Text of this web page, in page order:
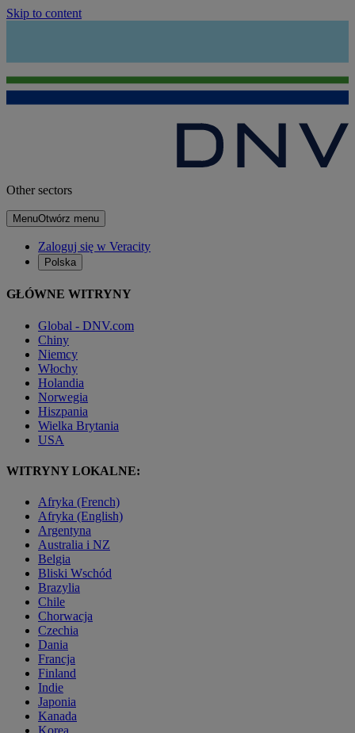
Skip to content
Other sectors
MenuOtwórz menu
Zaloguj się w Veracity
Polska
GŁÓWNE WITRYNY
Global - DNV.com
Chiny
Niemcy
Włochy
Holandia
Norwegia
Hiszpania
Wielka Brytania
USA
WITRYNY LOKALNE:
Afryka (French)
Afryka (English)
Argentyna
Australia i NZ
Belgia
Bliski Wschód
Brazylia
Chile
Chorwacja
Czechia
Dania
Francja
Finland
Indie
Japonia
Kanada